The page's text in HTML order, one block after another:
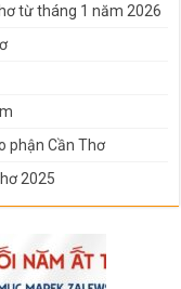
từ tháng 1 năm 2026
phận Cần Thơ
2025